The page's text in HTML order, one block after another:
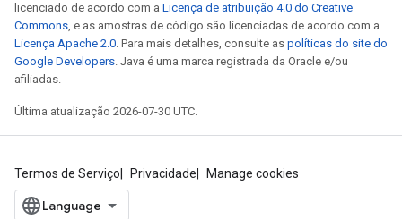
licenciado de acordo com a Licença de atribuição 4.0 do Creative
Commons, e as amostras de código são licenciadas de acordo com a
Licença Apache 2.0. Para mais detalhes, consulte as políticas do site do
Google Developers. Java é uma marca registrada da Oracle e/ou
afiliadas.
Última atualização 2026-07-30 UTC.
Termos de Serviço Privacidade Manage cookies